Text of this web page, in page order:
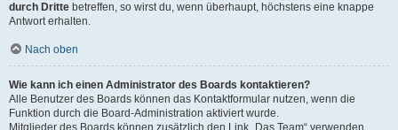
durch Dritte betreffen, so wirst du, wenn überhaupt, höchstens eine knappe
Antwort erhalten.
Nach oben
Wie kann ich einen Administrator des Boards kontaktieren?
Alle Benutzer des Boards können das Kontaktformular nutzen, wenn die
Funktion durch die Board-Administration aktiviert wurde.
Mitglieder des Boards können zusätzlich den Link „Das Team“ verwenden.